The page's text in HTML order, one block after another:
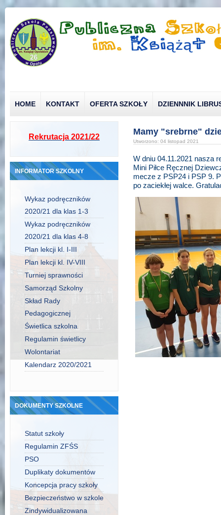
HOME KONTAKT OFERTA SZKOŁY DZIENNNIK
Rekrutacja 2021/22
INFORMATOR SZKOLNY
Wykaz podręczników
2020/21 dla klas 1-3
Wykaz podręczników
2020/21 dla klas 4-8
Plan lekcji kl. I-III
Plan lekcji kl. IV-VIII
Turniej sprawności
Samorząd Szkolny
Skład Rady
Pedagogicznej
Świetlica szkolna
Regulamin świetlicy
Wolontariat
Kalendarz 2020/2021
DOKUMENTY SZKOLNE
Statut szkoły
Regulamin ZFŚS
PSO
Duplikaty dokumentów
Koncepcja pracy szkoły
Bezpieczeństwo w szkole
Zindywidualizowana
Mamy "srebrne"
Utworzono: 04 listopad 2021
W dniu 04.11.2021 nasza
Mini Piłce Ręcznej
mecze z PSP24 i PSP 9.
po zaciekłej walce.